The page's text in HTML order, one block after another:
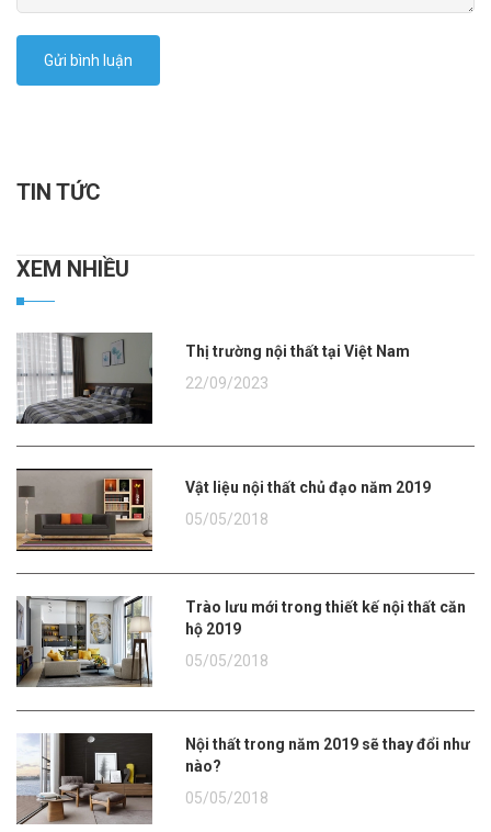
Gửi bình luận
TIN TỨC
XEM NHIỀU
Thị trường nội thất tại Việt Nam
22/09/2023
Vật liệu nội thất chủ đạo năm 2019
05/05/2018
Trào lưu mới trong thiết kế nội thất căn
hộ 2019
05/05/2018
Nội thất trong năm 2019 sẽ thay đổi như
nào?
05/05/2018